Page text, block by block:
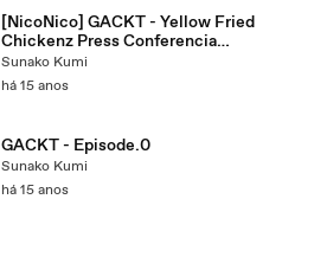
[NicoNico] GACKT - Yellow Fried
Chickenz Press Conferencia
(09.06.2011)
Sunako Kumi
há 15 anos
GACKT - Episode.0
Sunako Kumi
há 15 anos